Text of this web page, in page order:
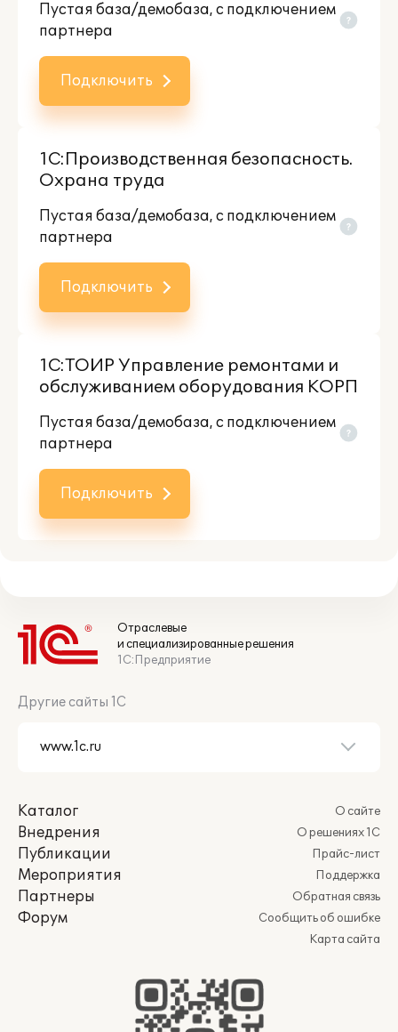
Пустая база/демобаза, c подключением
партнера
Подключить
1С:Производственная безопасность.
Охрана труда
Пустая база/демобаза, c подключением
партнера
Подключить
1С:ТОИР Управление ремонтами и
обслуживанием оборудования КОРП
Пустая база/демобаза, c подключением
партнера
Подключить
Отраслевые
и специализированные решения
1С:Предприятие
Другие сайты 1С
Каталог
Внедрения
Публикации
Мероприятия
Партнеры
Форум
О сайте
О решениях 1С
Прайс-лист
Поддержка
Обратная связь
Сообщить об ошибке
Карта сайта